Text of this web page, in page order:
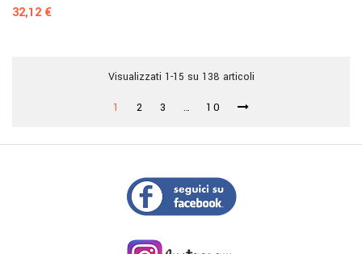
Prezzo
32,12 €
Visualizzati 1-15 su 138 articoli
1 2 3 … 10